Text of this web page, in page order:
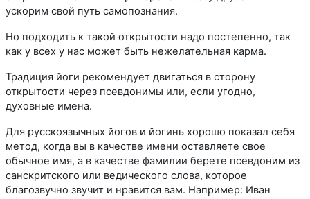
ускорим свой путь самопознания.
Но подходить к такой открытости надо постепенно, так
как у всех у нас может быть нежелательная карма.
Традиция йоги рекомендует двигаться в сторону
открытости через псевдонимы или, если угодно,
духовные имена.
Для русскоязычных йогов и йогинь хорошо показал себя
метод, когда вы в качестве имени оставляете свое
обычное имя, а в качестве фамилии берете псевдоним из
санскритского или ведического слова, которое
благозвучно звучит и нравится вам. Например: Иван